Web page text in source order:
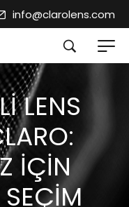
info@clarolens.com
LENS
İÇIN